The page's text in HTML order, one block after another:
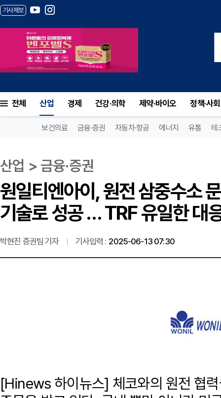
기사제보
전체 산업 경제 건강·의학 제약·바이오 정책·사회
보건의료 금융·증권 자동차·항공 에너지 유통 테
산업 > 금융·증권
원일티엔아이, 원전 삼중수소
기술로 성공 … TRF 유일한 대
박현진 증권팀 기자 기사입력 : 2025-06-13 07:30
[Hinews 하이뉴스] 체코와의 원전 협